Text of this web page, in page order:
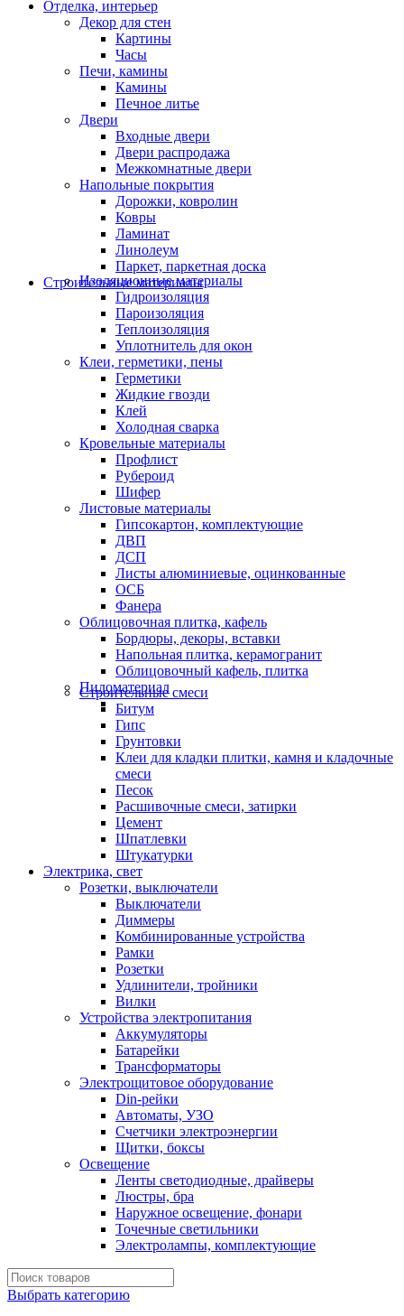
Отделка, интерьер
Декор для стен
Картины
Часы
Печи, камины
Камины
Печное литье
Двери
Входные двери
Двери распродажа
Межкомнатные двери
Напольные покрытия
Дорожки, ковролин
Ковры
Ламинат
Линолеум
Паркет, паркетная доска
Строительные материалы
Изоляционные материалы
Гидроизоляция
Пароизоляция
Теплоизоляция
Уплотнитель для окон
Клеи, герметики, пены
Герметики
Жидкие гвозди
Клей
Холодная сварка
Кровельные материалы
Профлист
Рубероид
Шифер
Листовые материалы
Гипсокартон, комплектующие
ДВП
ДСП
Листы алюминиевые, оцинкованные
ОСБ
Фанера
Облицовочная плитка, кафель
Бордюры, декоры, вставки
Напольная плитка, керамогранит
Облицовочный кафель, плитка
Пиломатериал
Строительные смеси
Битум
Гипс
Грунтовки
Клеи для кладки плитки, камня и кладочные
смеси
Песок
Расшивочные смеси, затирки
Цемент
Шпатлевки
Штукатурки
Электрика, свет
Розетки, выключатели
Выключатели
Диммеры
Комбинированные устройства
Рамки
Розетки
Удлинители, тройники
Вилки
Устройства электропитания
Аккумуляторы
Батарейки
Трансформаторы
Электрощитовое оборудование
Din-рейки
Автоматы, УЗО
Счетчики электроэнергии
Щитки, боксы
Освещение
Ленты светодиодные, драйверы
Люстры, бра
Наружное освещение, фонари
Точечные светильники
Электролампы, комплектующие
Выбрать категорию